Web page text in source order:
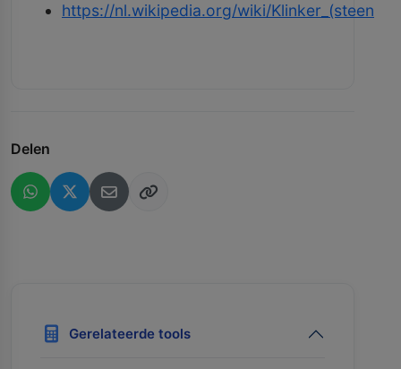
https://nl.wikipedia.org/wiki/Klinker_(steen
Delen
Gerelateerde tools